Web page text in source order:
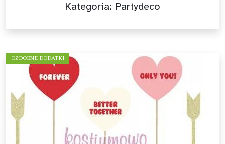
Kategoria: Partydeco
OZDOBNE DODATKI